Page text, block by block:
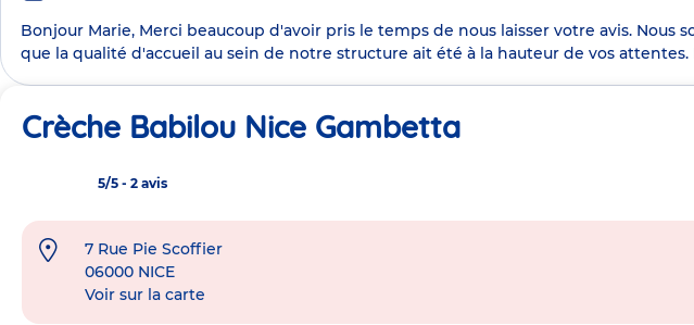
Bonjour Marie, Merci beaucoup d'avoir pris le temps de nous laisser votre avis.
que la qualité d'accueil au sein de notre structure ait été à la hauteur de vos attentes.
Crèche Babilou Nice Gambetta
5/5 - 2 avis
Adresse
7 Rue Pie Scoffier
06000 NICE
Voir sur la carte